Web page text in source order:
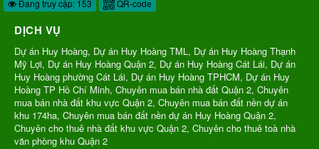
Đang truy cập: 153 QR-code
DỊCH VỤ
Dự án Huy Hoàng, Dự án Huy Hoàng TML, Dự án Huy Hoàng Thạnh
Mỹ Lợi, Dự án Huy Hoàng Quận 2, Dự án Huy Hoàng Cát Lái, Dự án
Huy Hoàng phường Cát Lái, Dự án Huy Hoàng TPHCM, Dự án Huy
Hoàng TP Hồ Chí Minh, Chuyên mua bán nhà đất Quận 2, Chuyên
mua bán nhà đất khu vực Quận 2, Chuyên mua bán đất nền dự án
khu 174ha, Chuyên mua bán đất nền dự án Huy Hoàng Quận 2,
Chuyên cho thuê nhà đất khu vực Quận 2, Chuyên cho thuê toà nhà
văn phòng khu Quận 2